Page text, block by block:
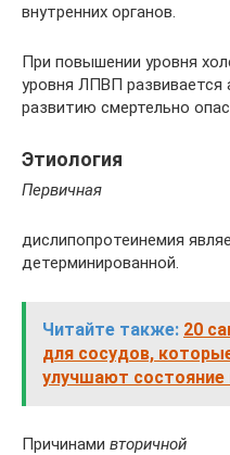
внутренних органов.
При повышении уровня
уровня ЛПВП развивается
развитию смертельно
Этиология
Первичная
дислипопротеинемия
детерминированной.
Читайте также: 20
для сосудов,
улучшают
Причинами вторичной